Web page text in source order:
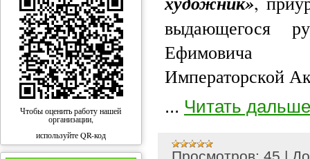
Чтобы оценить работу нашей
организации,
используйте QR-код
выдающегося
Ефимовича
Императорской
... Читать